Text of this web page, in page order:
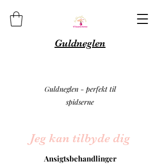
Guldneglen
Guldneglen - perfekt til
spidserne
Jeg kan tilbyde dig
Ansigtsbehandlinger